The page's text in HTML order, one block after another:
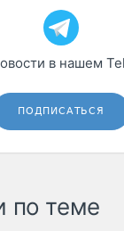
в нашем
ПОДПИСАТЬСЯ
по теме